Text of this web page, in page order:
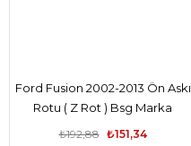
Ford Fusion 2002-2013 Ön Askı
Rotu ( Z Rot ) Bsg Marka
2S613B438AE
₺151,34
₺192,88